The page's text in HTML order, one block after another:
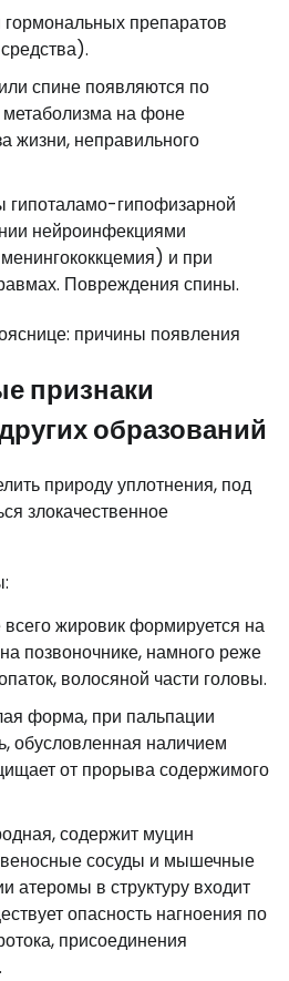
препаратов
спине появляются по
на фоне
жизни, неправильного
гипофизарной
нейроинфекциями
и при
Повреждения спины.
признаки
образований
природу уплотнения, под
злокачественное
жировик формируется на
позвоночнике, намного реже
волосяной части головы.
форма, при пальпации
обусловленная наличием
от прорыва содержимого
содержит муцин
сосуды и мышечные
атеромы в структуру входит
опасность нагноения по
присоединения